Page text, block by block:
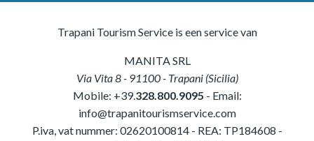
Trapani Tourism Service is een service van
MANITA SRL
Via Vita 8- 91100- Trapani(Sicilia)
Mobile: +39.328.800.9095 - Email:
info@trapanitourismservice.com
P.iva, vat nummer: 02620100814- REA: TP184608 -